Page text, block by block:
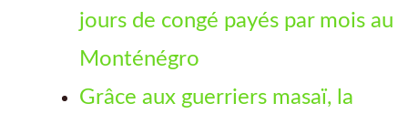
jours de congé payés par mois au
Monténégro
Grâce aux guerriers masaï, la